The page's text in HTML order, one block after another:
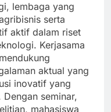
lembaga yang
serta
aktif dalam riset
Kerjasama
aktual yang
inovatif yang
seminar,
mahasiswa